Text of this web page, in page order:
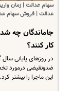
سهام عدالت | زمان
عدالت | فروش سهام
جاماندگان چه
کار کنند؟
در روزهای پایانی
ضدونقیضی درمورد
این ماجرا را بیشتر کرد.